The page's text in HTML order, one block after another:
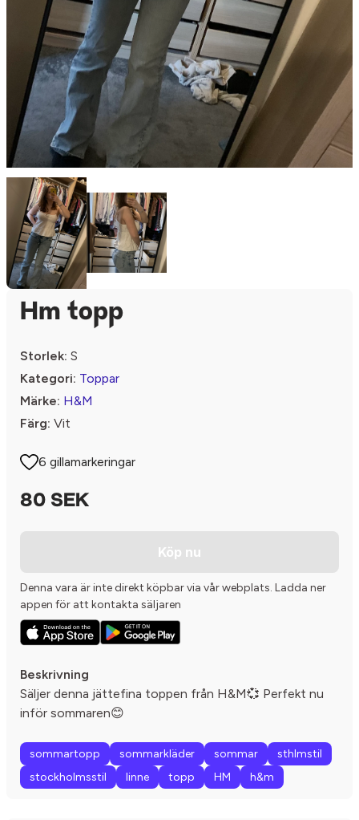
Hm topp
Storlek: S
Kategori: Toppar
Märke: H&M
Färg: Vit
6 gillamarkeringar
80 SEK
Köp nu
Denna vara är inte direkt köpbar via vår webplats. Ladda ner
appen för att kontakta säljaren
Beskrivning
Säljer denna jättefina toppen från H&M💞 Perfekt nu
inför sommaren😊
sommartopp sommarkläder sommar
sthlmstil
stockholmsstil
linne topp HM h&m